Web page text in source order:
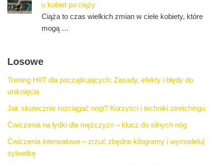
u kobiet po ciąży
Ciąża to czas wielkich zmian w ciele kobiety, które
mogą …
Losowe
Trening HIIT dla początkujących: Zasady, efekty i błędy do
uniknięcia
Jak skutecznie rozciągać nogi? Korzyści i techniki stretchingu
Ćwiczenia na łydki dla mężczyzn – klucz do silnych nóg
Ćwiczenia interwałowe – zrzuć zbędne kilogramy i wymodeluj
sylwetkę